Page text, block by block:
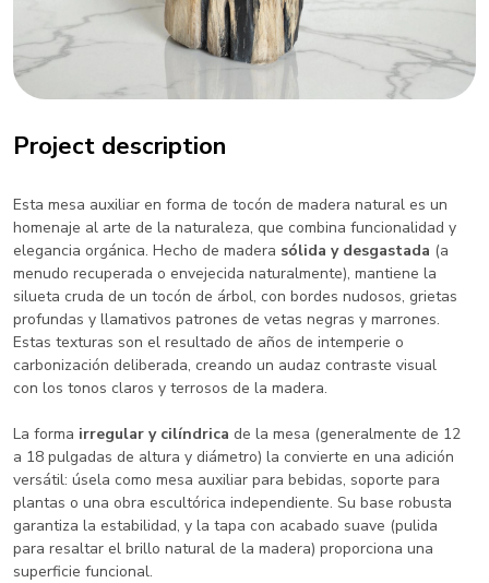
Project description
Esta mesa auxiliar en forma de tocón de madera natural es un
homenaje al arte de la naturaleza, que combina funcionalidad y
elegancia orgánica. Hecho de madera sólida y desgastada (a
menudo recuperada o envejecida naturalmente), mantiene la
silueta cruda de un tocón de árbol, con bordes nudosos, grietas
profundas y llamativos patrones de vetas negras y marrones.
Estas texturas son el resultado de años de intemperie o
carbonización deliberada, creando un audaz contraste visual
con los tonos claros y terrosos de la madera.
La forma irregular y cilíndrica de la mesa (generalmente de 12
a 18 pulgadas de altura y diámetro) la convierte en una adición
versátil: úsela como mesa auxiliar para bebidas, soporte para
plantas o una obra escultórica independiente. Su base robusta
garantiza la estabilidad, y la tapa con acabado suave (pulida
para resaltar el brillo natural de la madera) proporciona una
superficie funcional.